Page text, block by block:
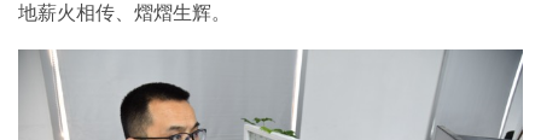
地薪火相传、熠熠生辉。